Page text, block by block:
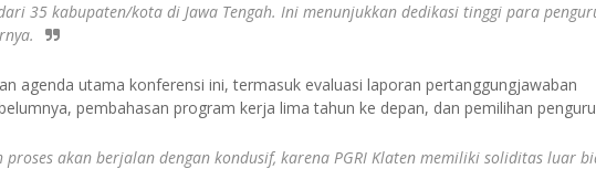
35 kabupaten/kota di Jawa Tengah. Ini menunjukkan dedikasi tinggi para
agenda utama konferensi ini, termasuk evaluasi laporan pertanggungjawaban
pembahasan program kerja lima tahun ke depan, dan pemilihan
proses akan berjalan dengan kondusif, karena PGRI Klaten memiliki soliditas luar